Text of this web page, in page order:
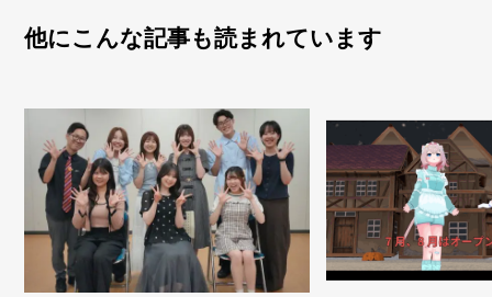
他にこんな記事も読まれています